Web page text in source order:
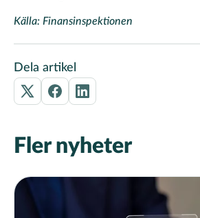
Källa: Finansinspektionen
Dela artikel
Fler nyheter